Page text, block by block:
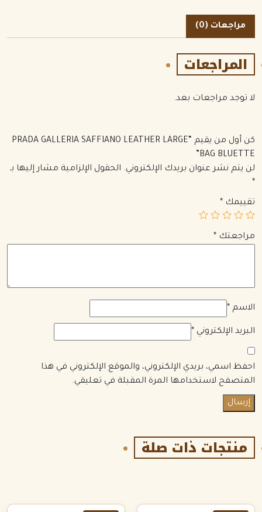
مراجعات (0)
المراجعات
لا توجد مراجعات بعد.
كن أول من يقيم “PRADA GALLERIA SAFFIANO LEATHER LARGE
BAG BLUETTE”
لن يتم نشر عنوان بريدك الإلكتروني. الحقول الإلزامية مشار إليها بـ
*
تقييمك *
مراجعتك *
الاسم *
البريد الإلكتروني *
احفظ اسمي، بريدي الإلكتروني، والموقع الإلكتروني في هذا
المتصفح لاستخدامها المرة المقبلة في تعليقي.
منتجات ذات صلة